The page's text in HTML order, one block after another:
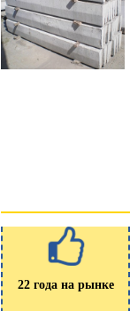
22 года на рынке